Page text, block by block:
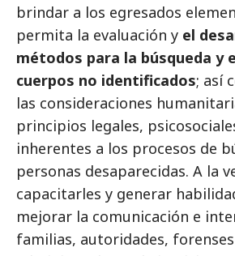
brindar a los egresados
permita la evaluación y el
métodos para la búsqueda y
cuerpos no identificados; así
las consideraciones
principios legales,
inherentes a los procesos de
personas desaparecidas. A la
capacitarles y generar
mejorar la comunicación e
familias, autoridades,